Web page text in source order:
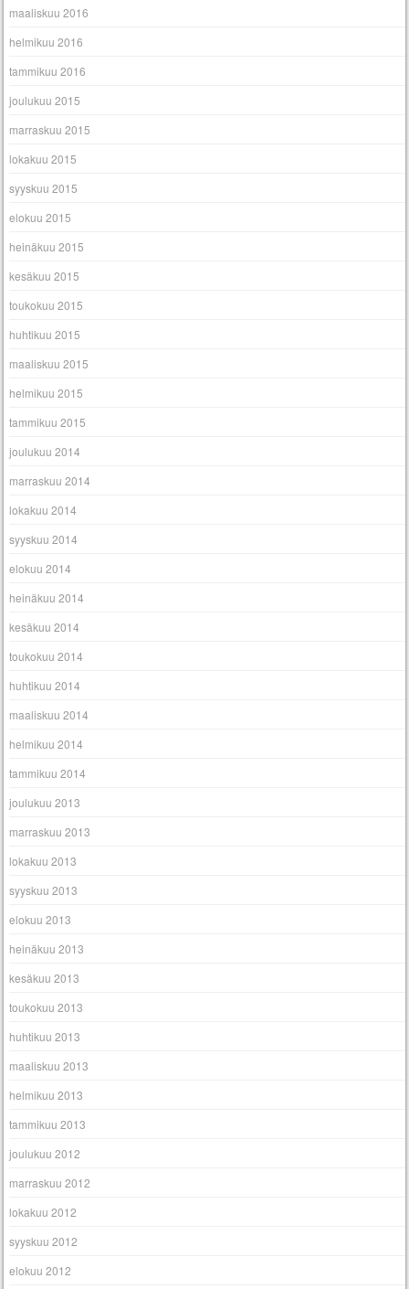
maaliskuu 2016
helmikuu 2016
tammikuu 2016
joulukuu 2015
marraskuu 2015
lokakuu 2015
syyskuu 2015
elokuu 2015
heinäkuu 2015
kesäkuu 2015
toukokuu 2015
huhtikuu 2015
maaliskuu 2015
helmikuu 2015
tammikuu 2015
joulukuu 2014
marraskuu 2014
lokakuu 2014
syyskuu 2014
elokuu 2014
heinäkuu 2014
kesäkuu 2014
toukokuu 2014
huhtikuu 2014
maaliskuu 2014
helmikuu 2014
tammikuu 2014
joulukuu 2013
marraskuu 2013
lokakuu 2013
syyskuu 2013
elokuu 2013
heinäkuu 2013
kesäkuu 2013
toukokuu 2013
huhtikuu 2013
maaliskuu 2013
helmikuu 2013
tammikuu 2013
joulukuu 2012
marraskuu 2012
lokakuu 2012
syyskuu 2012
elokuu 2012